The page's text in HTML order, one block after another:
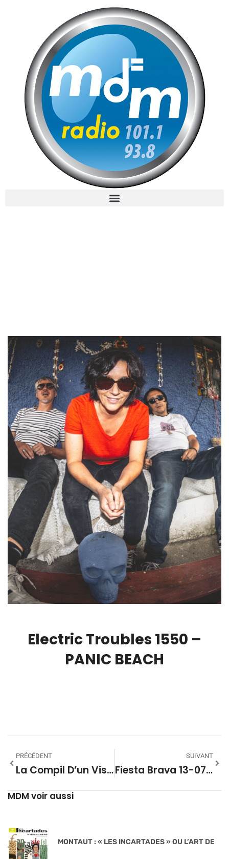
Electric Troubles 1550 –
PANIC BEACH
PRÉCÉDENT
La Compil D’un Visage Pâle #55
SUIVANT
Fiesta Brava 13-07-2024
MDM voir aussi
MONTAUT : « LES INCARTADES » OU L’ART DE